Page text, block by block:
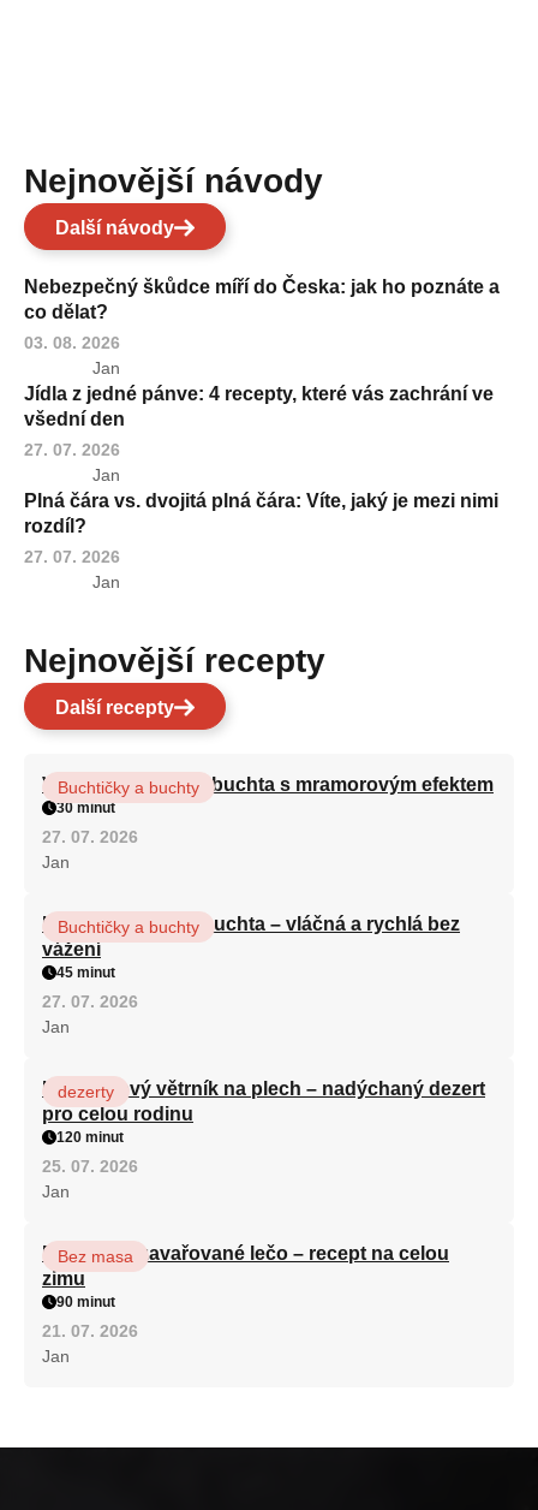
Nejnovější návody
Další návody
Nebezpečný škůdce míří do Česka: jak ho poznáte a
co dělat?
03. 08. 2026
Jan
Jídla z jedné pánve: 4 recepty, které vás zachrání ve
všední den
27. 07. 2026
Jan
Plná čára vs. dvojitá plná čára: Víte, jaký je mezi nimi
rozdíl?
27. 07. 2026
Jan
Nejnovější recepty
Další recepty
Vláčná olejová litá buchta s mramorovým efektem
Buchtičky a buchty
30 minut
27. 07. 2026
Jan
Hrnková maková buchta – vláčná a rychlá bez
vážení
Buchtičky a buchty
45 minut
27. 07. 2026
Jan
Karamelový větrník na plech – nadýchaný dezert
pro celou rodinu
dezerty
120 minut
25. 07. 2026
Jan
Babiččino zavařované lečo – recept na celou
zimu
Bez masa
90 minut
21. 07. 2026
Jan